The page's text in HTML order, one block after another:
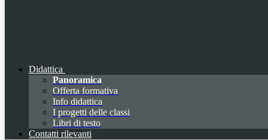
Didattica
Panoramica
Offerta formativa
Info didattica
I progetti delle classi
Libri di testo
Contatti rilevanti